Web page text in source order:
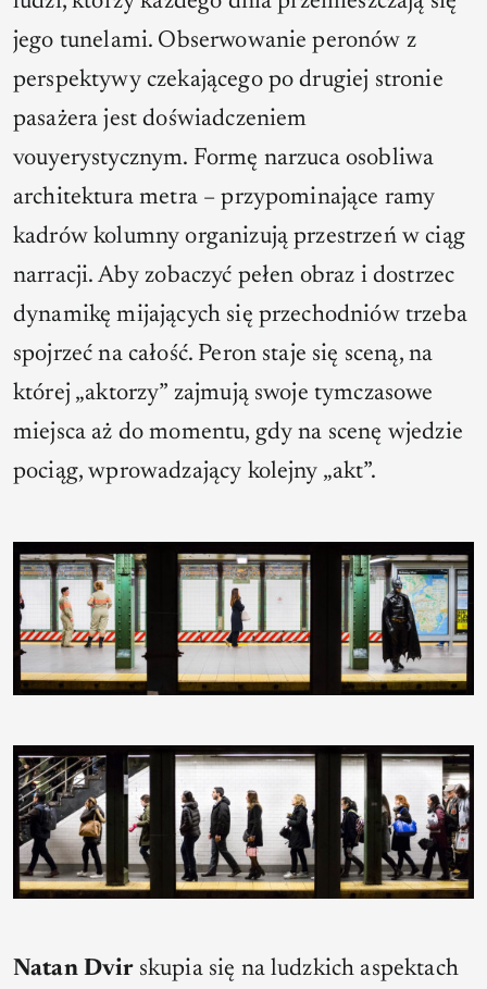
jego tunelami. Obserwowanie peronów z
perspektywy czekającego po drugiej stronie
pasażera jest doświadczeniem
vouyerystycznym. Formę narzuca osobliwa
architektura metra – przypominające ramy
kadrów kolumny organizują przestrzeń w ciąg
narracji. Aby zobaczyć pełen obraz i dostrzec
dynamikę mijających się przechodniów trzeba
spojrzeć na całość. Peron staje się sceną, na
której „aktorzy” zajmują swoje tymczasowe
miejsca aż do momentu, gdy na scenę wjedzie
pociąg, wprowadzający kolejny „akt”.
Natan Dvirskupia się na ludzkich aspektach